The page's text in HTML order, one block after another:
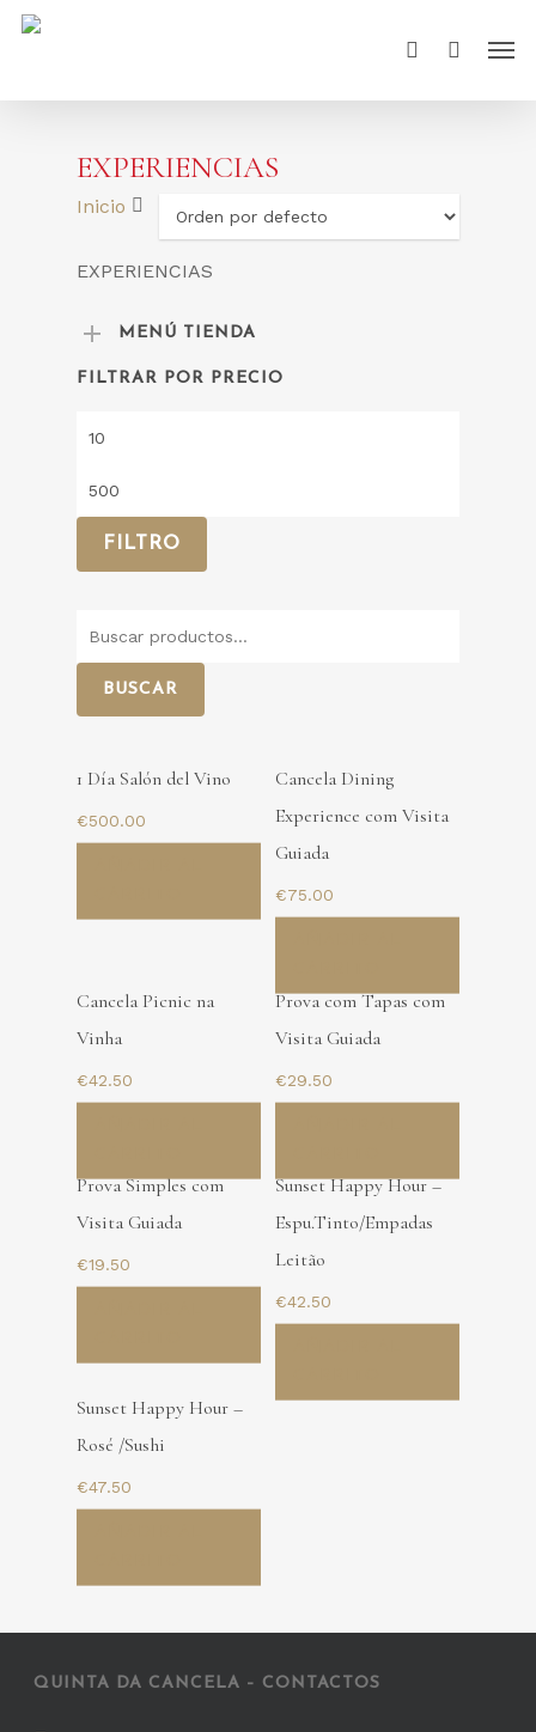
Skip
account
EXPERIENCIAS
Inicio
EXPERIENCIAS
MENÚ TIENDA
FILTRAR POR PRECIO
Precio
Precio
máximo
FILTRO
por:
BUSCAR
1 Día Salón del Vino
€500.00
Cancela Dining
Experience com Visita
Guiada
€75.00
Cancela Picnic na
Vinha
€42.50
Prova com Tapas com
Visita Guiada
€29.50
Prova Simples com
Visita Guiada
€19.50
Sunset Happy Hour –
Espu.Tinto/Empadas
Leitão
€42.50
Sunset Happy Hour –
Rosé /Sushi
€47.50
QUINTA DA CANCELA – CONTACTOS